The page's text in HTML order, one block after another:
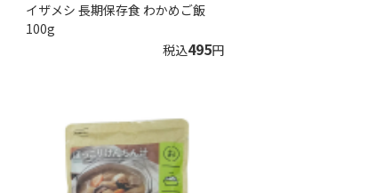
イザメシ 長期保存食 わかめご飯
100g
税込495円